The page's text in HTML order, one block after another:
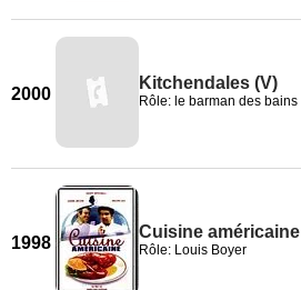
2000
Kitchendales (V)
Rôle: le barman des bains
1998
Cuisine américaine
Rôle: Louis Boyer